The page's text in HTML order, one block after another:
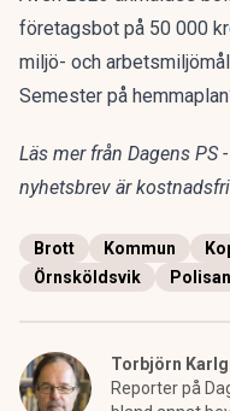
företagsbot på 50 000
miljö- och
Semester på
Läs mer från Dagens PS
nyhetsbrev är
Brott Kommun
Örnsköldsvik
Torbjörn
Reporter på